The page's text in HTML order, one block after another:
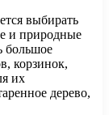
выбирать
и природные
большое
корзинок,
их
дерево,